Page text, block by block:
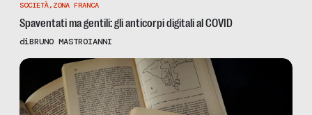
SOCIETÀ, ZONA FRANCA
Spaventati ma gentili: gli anticorpi digitali al COVID
diBRUNO MASTROIANNI